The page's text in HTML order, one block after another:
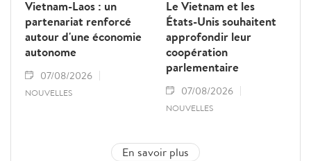
Vietnam-Laos : un
partenariat renforcé
autour d'une économie
autonome
07/08/2026
NOUVELLES
Le Vietnam et les
États-Unis souhaitent
approfondir leur
coopération
parlementaire
07/08/2026
NOUVELLES
En savoir plus